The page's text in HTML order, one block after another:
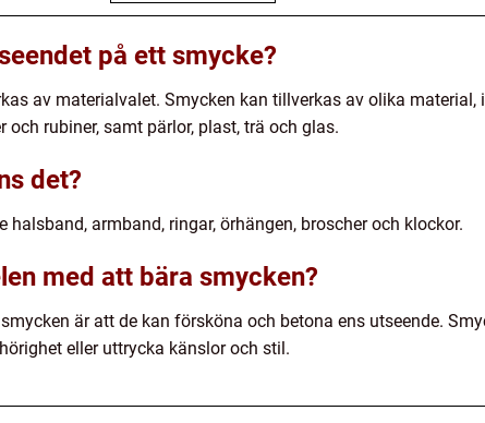
på ett smycke?
av materialvalet. Smycken kan tillverkas av olika
rubiner, samt pärlor, plast, trä och glas.
det?
armband, ringar, örhängen, broscher och klockor.
med att bära smycken?
är att de kan försköna och betona ens utseende.
eller uttrycka känslor och stil.